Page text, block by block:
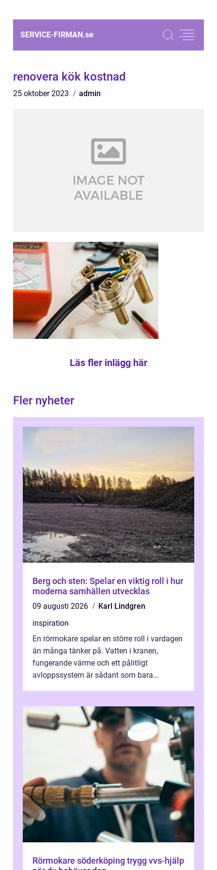
SERVICE-FIRMAN.se
renovera kök kostnad
25 oktober 2023 admin
Läs fler inlägg här
Fler nyheter
Berg och sten: Spelar en viktig roll i hur
moderna samhällen utvecklas
09 augusti 2026
Karl Lindgren
inspiration
En rörmokare spelar en större roll i vardagen
än många tänker på. Vatten i kranen,
fungerande värme och ett pålitligt
avloppssystem är sådant som bara
Rörmokare söderköping trygg vvs-hjälp